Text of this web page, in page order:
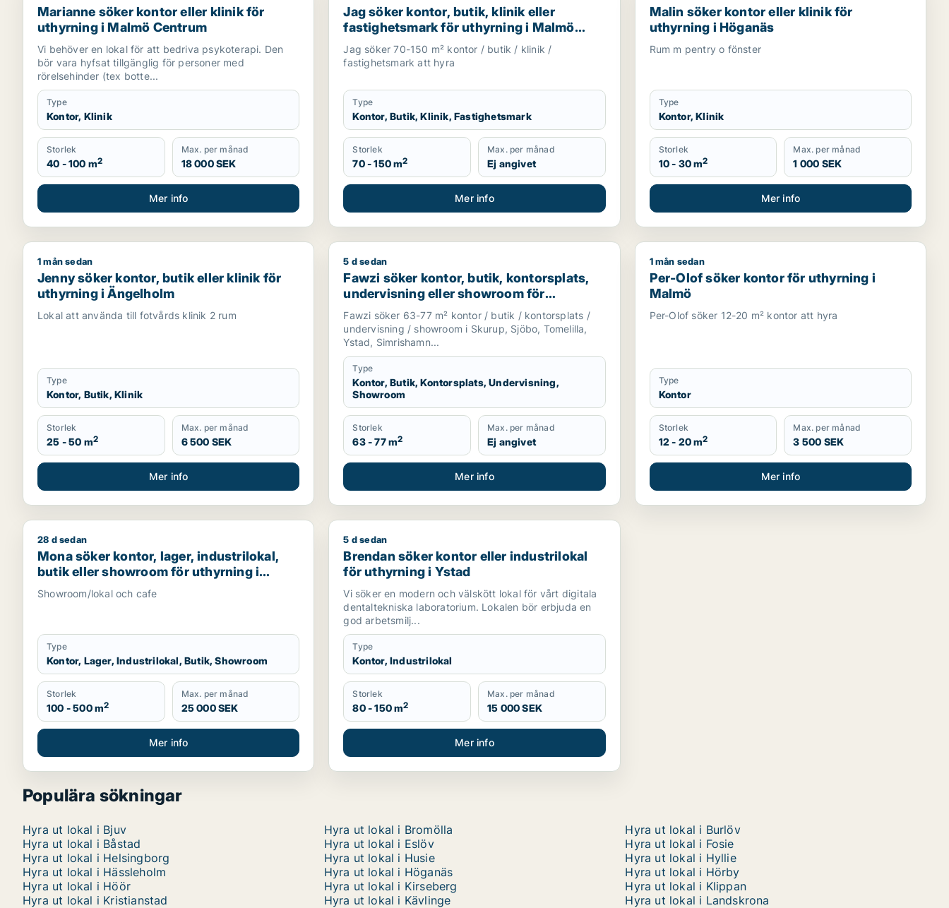
Marianne söker kontor eller klinik för
uthyrning i Malmö Centrum
Vi behöver en lokal för att bedriva psykoterapi. Den
bör vara hyfsat tillgänglig för personer med
rörelsehinder (tex botte...
Type
Kontor, Klinik
Storlek
40 - 100 m2
Max. per månad
18 000 SEK
Mer info
Jag söker kontor, butik, klinik eller
fastighetsmark för uthyrning i Malmö
Centrum, Kirseberg eller Husie m.fl.
Jag söker 70-150 m² kontor / butik / klinik /
fastighetsmark att hyra
Type
Kontor, Butik, Klinik, Fastighetsmark
Storlek
70 - 150 m2
Max. per månad
Ej angivet
Mer info
Malin söker kontor eller klinik för
uthyrning i Höganäs
Rum m pentry o fönster
Type
Kontor, Klinik
Storlek
10 - 30 m2
Max. per månad
1 000 SEK
Mer info
Jenny söker kontor, butik eller klinik för uthyrning i Ängelholm
1 mån sedan
Jenny söker kontor, butik eller klinik för
uthyrning i Ängelholm
Lokal att använda till fotvårds klinik 2 rum
Type
Kontor, Butik, Klinik
Storlek
25 - 50 m2
Max. per månad
6 500 SEK
Mer info
Fawzi söker kontor, butik, kontorsplats, undervisning eller showroom för uthyrning i Skurup, Sjöbo eller
5 d sedan
Fawzi söker kontor, butik, kontorsplats,
undervisning eller showroom för
uthyrning i Skurup, Sjöbo eller Tomelilla
m.fl.
Fawzi söker 63-77 m² kontor / butik / kontorsplats /
undervisning / showroom i Skurup, Sjöbo, Tomelilla,
Ystad, Simrishamn...
Type
Kontor, Butik, Kontorsplats, Undervisning,
Showroom
Storlek
63 - 77 m2
Max. per månad
Ej angivet
Mer info
Per-Olof söker kontor för uthyrning i Malmö
1 mån sedan
Per-Olof söker kontor för uthyrning i
Malmö
Per-Olof söker 12-20 m² kontor att hyra
Type
Kontor
Storlek
12 - 20 m2
Max. per månad
3 500 SEK
Mer info
Mona söker kontor, lager, industrilokal, butik eller showroom för uthyrning i Hässleholm
28 d sedan
Mona söker kontor, lager, industrilokal,
butik eller showroom för uthyrning i
Hässleholm
Showroom/lokal och cafe
Type
Kontor, Lager, Industrilokal, Butik, Showroom
Storlek
100 - 500 m2
Max. per månad
25 000 SEK
Mer info
Brendan söker kontor eller industrilokal för uthyrning i Ystad
5 d sedan
Brendan söker kontor eller industrilokal
för uthyrning i Ystad
Vi söker en modern och välskött lokal för vårt digitala
dentaltekniska laboratorium. Lokalen bör erbjuda en
god arbetsmilj...
Type
Kontor, Industrilokal
Storlek
80 - 150 m2
Max. per månad
15 000 SEK
Mer info
Populära sökningar
Hyra ut lokal i Bjuv Hyra ut lokal i Bromölla
Hyra ut lokal i Burlöv
Hyra ut lokal i Båstad
Hyra ut lokal i Eslöv
Hyra ut lokal i Fosie
Hyra ut lokal i Helsingborg
Hyra ut lokal i Husie
Hyra ut lokal i Hyllie
Hyra ut lokal i Hässleholm
Hyra ut lokal i Höganäs
Hyra ut lokal i Hörby
Hyra ut lokal i Höör
Hyra ut lokal i Kirseberg
Hyra ut lokal i Klippan
Hyra ut lokal i Kristianstad
Hyra ut lokal i Kävlinge
Hyra ut lokal i Landskrona